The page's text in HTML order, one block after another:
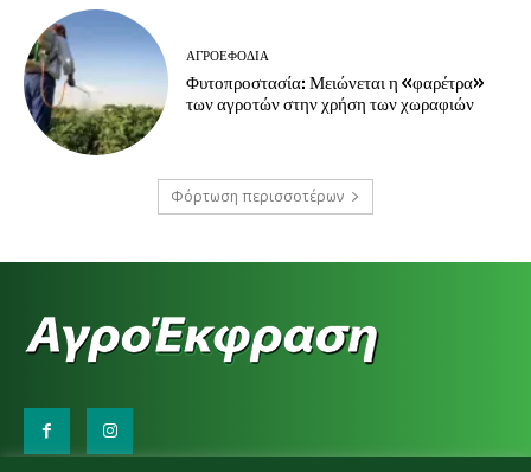
ΑΓΡΟΕΦΌΔΙΑ
Φυτοπροστασία: Μειώνεται η «φαρέτρα»
των αγροτών στην χρήση των χωραφιών
Φόρτωση περισσοτέρων